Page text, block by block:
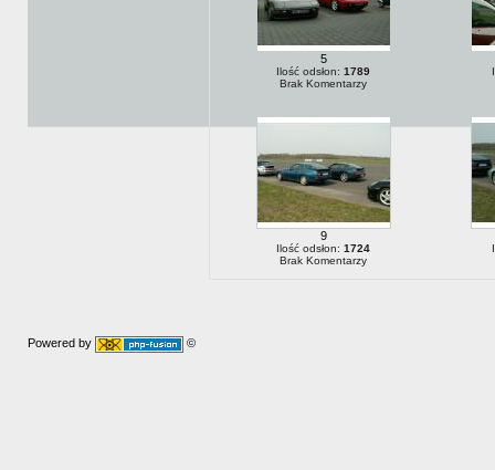
5
Ilość odsłon: 1789
Brak Komentarzy
9
Ilość odsłon: 1724
Brak Komentarzy
Powered by ©